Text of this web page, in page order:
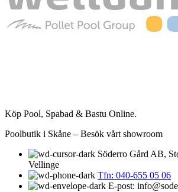
Köp Pool, Spabad & Bastu Online.
Poolbutik i Skåne – Besök vårt showroom
Söderro Gård AB,
Vellinge
Tfn: 040-655 05 06
E-post: